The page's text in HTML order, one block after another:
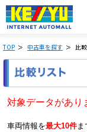
TOP 中古車を探す 比
対象データがあり
車両情報を最大10件ま